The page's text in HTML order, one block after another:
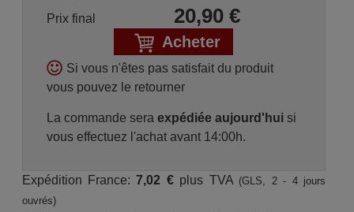
Prix final
20,90€
Acheter
Si vous n'êtes pas satisfait du produit
vous pouvez le retourner
La commande sera expédiée aujourd'huisi
vous effectuez l'achat avant 14:00h.
Expédition France:7,02 €plus TVA (GLS, 2 - 4 jours
ouvrés)